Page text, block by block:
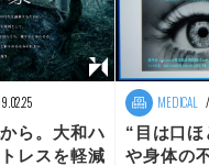
ら。大和ハ
レスを軽減
MEDICAL
“目は口
や身体の